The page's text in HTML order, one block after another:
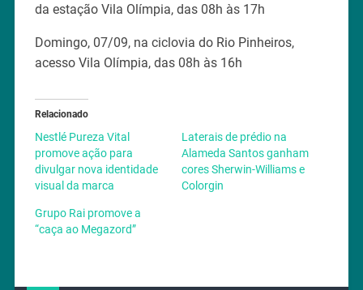
da estação Vila Olímpia, das 08h às 17h
Domingo, 07/09, na ciclovia do Rio Pinheiros,
acesso Vila Olímpia, das 08h às 16h
Relacionado
Nestlé Pureza Vital
promove ação para
divulgar nova identidade
visual da marca
Laterais de prédio na
Alameda Santos ganham
cores Sherwin-Williams e
Colorgin
Grupo Rai promove a
“caça ao Megazord”